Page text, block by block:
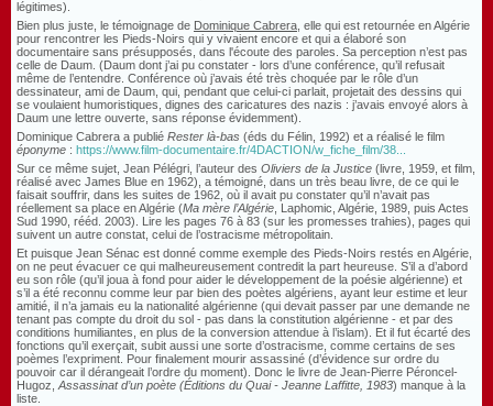
légitimes).
Bien plus juste, le témoignage de Dominique Cabrera , elle qui est retournée en Algérie
pour rencontrer les Pieds-Noirs qui y vivaient encore et qui a élaboré son
documentaire sans présupposés, dans l'écoute des paroles. Sa perception n’est pas
celle de Daum. (Daum dont j’ai pu constater - lors d’une conférence, qu’il refusait
même de l’entendre. Conférence où j’avais été très choquée par le rôle d’un
dessinateur, ami de Daum, qui, pendant que celui-ci parlait, projetait des dessins qui
se voulaient humoristiques, dignes des caricatures des nazis : j’avais envoyé alors à
Daum une lettre ouverte, sans réponse évidemment).
Dominique Cabrera a publié Rester là-bas (éds du Félin, 1992) et a réalisé le film
éponyme : https://www.film-documentaire.fr/4DACTION/w_fiche_film/38...
Sur ce même sujet, Jean Pélégri, l’auteur des Oliviers de la Justice (livre, 1959, et film,
réalisé avec James Blue en 1962), a témoigné, dans un très beau livre, de ce qui le
faisait souffrir, dans les suites de 1962, où il avait pu constater qu’il n’avait pas
réellement sa place en Algérie (Ma mère l’Algérie , Laphomic, Algérie, 1989, puis Actes
Sud 1990, rééd. 2003). Lire les pages 76 à 83 (sur les promesses trahies), pages qui
suivent un autre constat, celui de l’ostracisme métropolitain.
Et puisque Jean Sénac est donné comme exemple des Pieds-Noirs restés en Algérie,
on ne peut évacuer ce qui malheureusement contredit la part heureuse. S’il a d’abord
eu son rôle (qu’il joua à fond pour aider le développement de la poésie algérienne) et
s’il a été reconnu comme leur par bien des poètes algériens, ayant leur estime et leur
amitié, il n’a jamais eu la nationalité algérienne (qui devait passer par une demande ne
tenant pas compte du droit du sol - pas dans la constitution algérienne - et par des
conditions humiliantes, en plus de la conversion attendue à l’islam). Et il fut écarté des
fonctions qu’il exerçait, subit aussi une sorte d’ostracisme, comme certains de ses
poèmes l’expriment. Pour finalement mourir assassiné (d’évidence sur ordre du
pouvoir car il dérangeait l’ordre du moment). Donc le livre de Jean-Pierre Péroncel-
Hugoz, Assassinat d’un poète (Éditions du Quai - Jeanne Laffitte, 1983) manque à la
liste.